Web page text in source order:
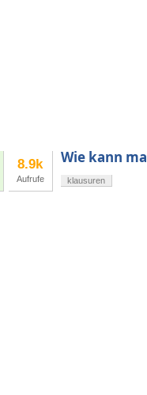
8.9k
Aufrufe
Wie kann
klausuren